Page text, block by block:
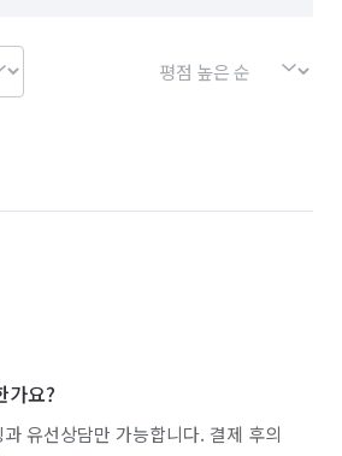
가요?
유선상담만 가능합니다. 결제 후의